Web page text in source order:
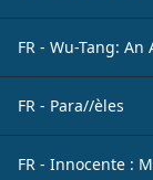
FR - Wu-Tang: An
FR - Para//èles
FR - Innocente :